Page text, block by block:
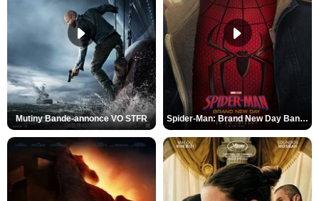
Mutiny Bande-annonce VO STFR Spider-Man: Brand New Day Bande-annonce VO STFR